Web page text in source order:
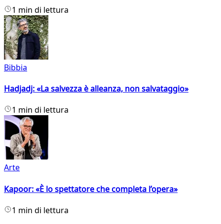
1 min di lettura
Bibbia
Hadjadj: «La salvezza è alleanza, non salvataggio»
1 min di lettura
Arte
Kapoor: «È lo spettatore che completa l’opera»
1 min di lettura